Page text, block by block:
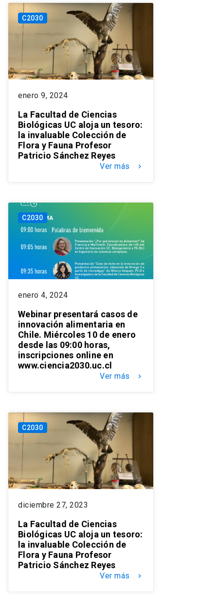
C2030
enero 9, 2024
La Facultad de Ciencias
Biológicas UC aloja un tesoro:
la invaluable Colección de
Flora y Fauna Profesor
Patricio Sánchez Reyes
Ver más keyboard_arrow_right
C2030
enero 4, 2024
Webinar presentará casos de
innovación alimentaria en
Chile. Miércoles 10 de enero
desde las 09:00 horas,
inscripciones online en
www.ciencia2030.uc.cl
Ver más keyboard_arrow_right
C2030
diciembre 27, 2023
La Facultad de Ciencias
Biológicas UC aloja un tesoro:
la invaluable Colección de
Flora y Fauna Profesor
Patricio Sánchez Reyes
Ver más keyboard_arrow_right